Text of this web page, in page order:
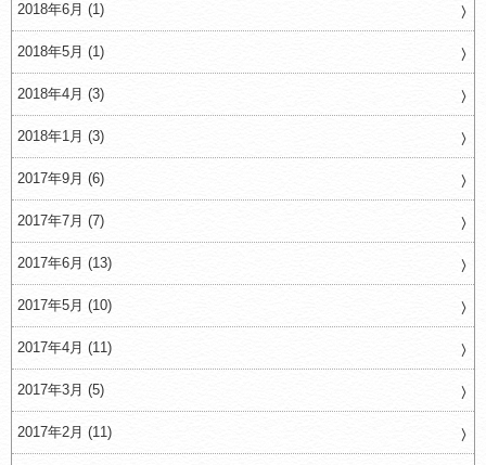
2018年6月 (1)
2018年5月 (1)
2018年4月 (3)
2018年1月 (3)
2017年9月 (6)
2017年7月 (7)
2017年6月 (13)
2017年5月 (10)
2017年4月 (11)
2017年3月 (5)
2017年2月 (11)